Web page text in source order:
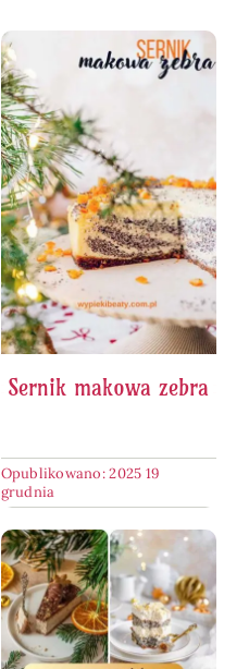
Sernik makowa zebra
Opublikowano: 2025 19
grudnia